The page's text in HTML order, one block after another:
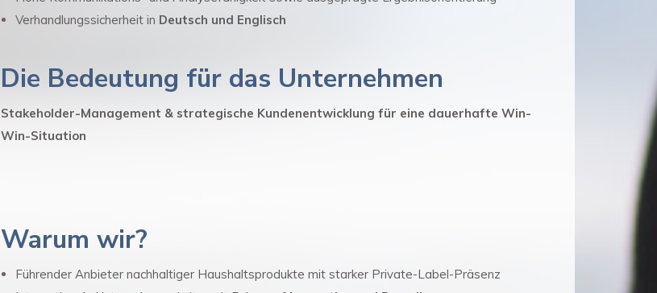
Verhandlungssicherheit in Deutsch und Englisch
Die Bedeutung für das Unternehmen
Stakeholder-Management & strategische Kundenentwicklung für eine dauerhafte Win-
Win-Situation
Warum wir?
Führender Anbieter nachhaltiger Haushaltsprodukte mit starker Private-Label-Präsenz